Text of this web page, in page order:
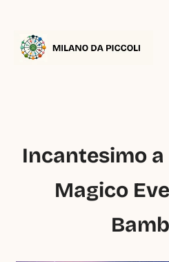
Incantesimo a
Magico